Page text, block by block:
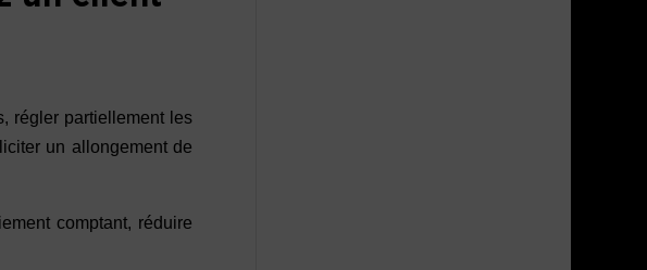
régler partiellement les
un allongement de
comptant, réduire